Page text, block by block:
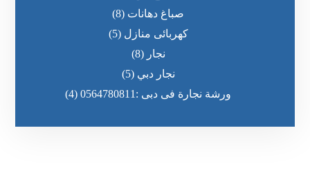
صباغ دهانات (8)
كهربائى منازل (5)
نجار (8)
نجار دبي (5)
ورشة نجارة فى دبى :0564780811
(4)